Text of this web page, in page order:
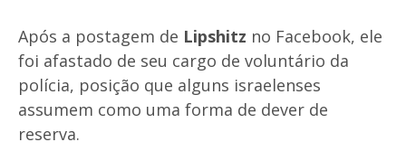
Após a postagem de Lipshitz no Facebook, ele
foi afastado de seu cargo de voluntário da
polícia, posição que alguns israelenses
assumem como uma forma de dever de
reserva.